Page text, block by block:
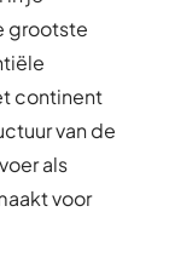
grootste
continent
van de
als
voor